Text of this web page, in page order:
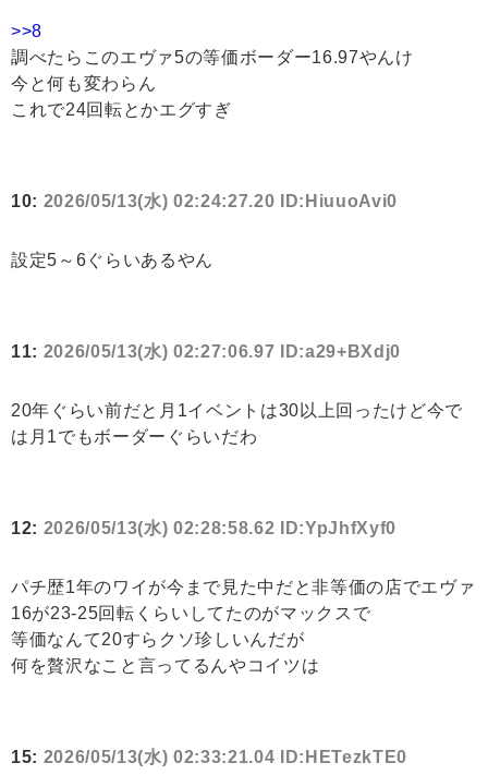
>>8
調べたらこのエヴァ5の等価ボーダー16.97やんけ
今と何も変わらん
これで24回転とかエグすぎ
10: 2026/05/13(水) 02:24:27.20 ID:HiuuoAvi0
設定5～6ぐらいあるやん
11: 2026/05/13(水) 02:27:06.97 ID:a29+BXdj0
20年ぐらい前だと月1イベントは30以上回ったけど今で
は月1でもボーダーぐらいだわ
12: 2026/05/13(水) 02:28:58.62 ID:YpJhfXyf0
パチ歴1年のワイが今まで見た中だと非等価の店でエヴァ
16が23-25回転くらいしてたのがマックスで
等価なんて20すらクソ珍しいんだが
何を贅沢なこと言ってるんやコイツは
15: 2026/05/13(水) 02:33:21.04 ID:HETezkTE0